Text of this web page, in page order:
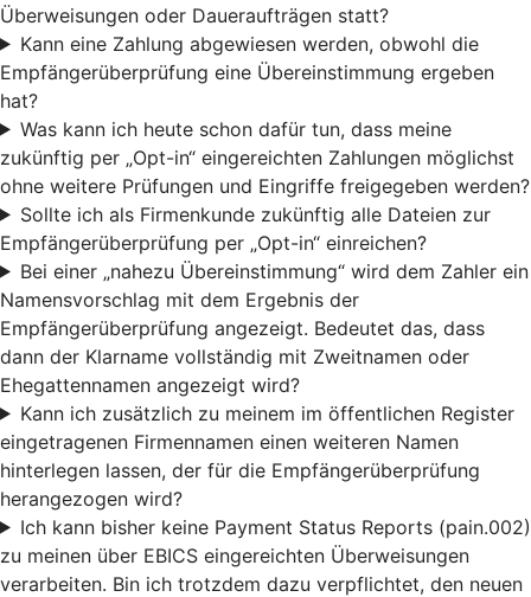
Überweisungen oder Daueraufträgen statt?
Kann eine Zahlung abgewiesen werden, obwohl die
Empfängerüberprüfung eine Übereinstimmung ergeben
hat?
Was kann ich heute schon dafür tun, dass meine
zukünftig per „Opt-in“ eingereichten Zahlungen möglichst
ohne weitere Prüfungen und Eingriffe freigegeben werden?
Sollte ich als Firmenkunde zukünftig alle Dateien zur
Empfängerüberprüfung per „Opt-in“ einreichen?
Bei einer „nahezu Übereinstimmung“ wird dem Zahler ein
Namensvorschlag mit dem Ergebnis der
Empfängerüberprüfung angezeigt. Bedeutet das, dass
dann der Klarname vollständig mit Zweitnamen oder
Ehegattennamen angezeigt wird?
Kann ich zusätzlich zu meinem im öffentlichen Register
eingetragenen Firmennamen einen weiteren Namen
hinterlegen lassen, der für die Empfängerüberprüfung
herangezogen wird?
Ich kann bisher keine Payment Status Reports (pain.002)
zu meinen über EBICS eingereichten Überweisungen
verarbeiten. Bin ich trotzdem dazu verpflichtet, den neuen